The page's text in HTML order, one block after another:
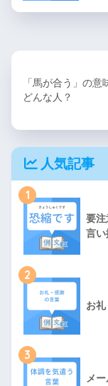
「馬が合う」の
どんな人？
人気記事
1
要注
言い
2
お
3
メ